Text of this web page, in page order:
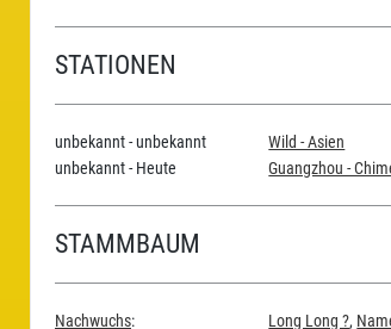
STATIONEN
unbekannt - unbekannt
Wild - Asien
unbekannt - Heute
Guangzhou -
STAMMBAUM
Nachwuchs: Long Long ?,